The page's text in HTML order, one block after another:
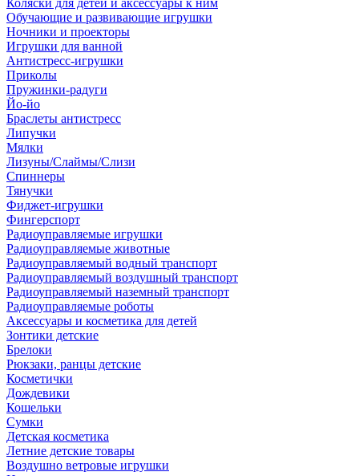
Коляски для детей и аксессуары к ним
Обучающие и развивающие игрушки
Ночники и проекторы
Игрушки для ванной
Антистресс-игрушки
Приколы
Пружинки-радуги
Йо-йо
Браслеты антистресс
Липучки
Мялки
Лизуны/Слаймы/Слизи
Спиннеры
Тянучки
Фиджет-игрушки
Фингерспорт
Радиоуправляемые игрушки
Радиоуправляемые животные
Радиоуправляемый водный транспорт
Радиоуправляемый воздушный транспорт
Радиоуправляемый наземный транспорт
Радиоуправляемые роботы
Аксессуары и косметика для детей
Зонтики детские
Брелоки
Рюкзаки, ранцы детские
Косметички
Дождевики
Кошельки
Сумки
Детская косметика
Летние детские товары
Воздушно ветровые игрушки